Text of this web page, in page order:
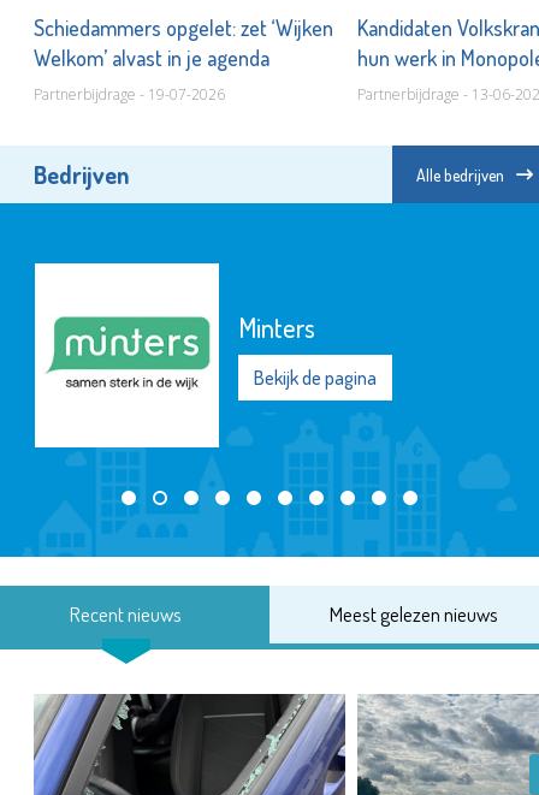
Schiedammers opgelet: zet ‘Wijken
Welkom’ alvast in je agenda
Partnerbijdrage - 19-07-2026
Kandidaten
hun werk in
Partnerbijdrage - 13-06-
Bedrijven Alle bedrijven
Minters
Bekijk de pagina
Recent nieuws Meest gelezen nieuws